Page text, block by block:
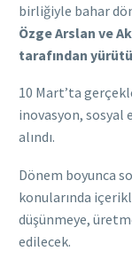
birliğiyle bahar
Özge Arslan ve
tarafından
10 Mart’ta
inovasyon, sosyal
alındı.
Dönem boyunca
konularında
düşünmeye,
edilecek.